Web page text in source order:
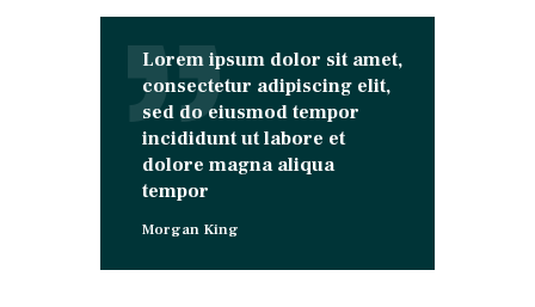
Lorem ipsum dolor sit amet,
consectetur adipiscing elit,
sed do eiusmod tempor
incididunt ut labore et
dolore magna aliqua
tempor
Morgan King